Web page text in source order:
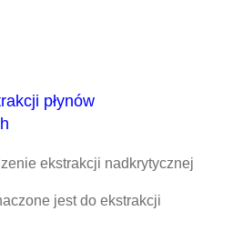
płynów
ekstrakcji nadkrytycznej
jest do ekstrakcji